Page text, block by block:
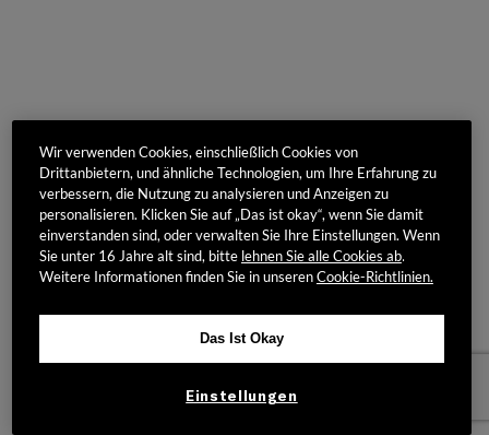
Wir verwenden Cookies, einschließlich Cookies von
Drittanbietern, und ähnliche Technologien, um Ihre Erfahrung zu
verbessern, die Nutzung zu analysieren und Anzeigen zu
personalisieren. Klicken Sie auf „Das ist okay“, wenn Sie damit
einverstanden sind, oder verwalten Sie Ihre Einstellungen. Wenn
Sie unter 16 Jahre alt sind, bitte lehnen Sie alle Cookies ab.
Weitere Informationen finden Sie in unserenCookie-Richtlinien.
Das Ist Okay
Einstellungen